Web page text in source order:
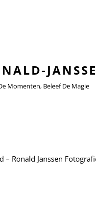
Momenten, Beleef De Magie
– Ronald Janssen